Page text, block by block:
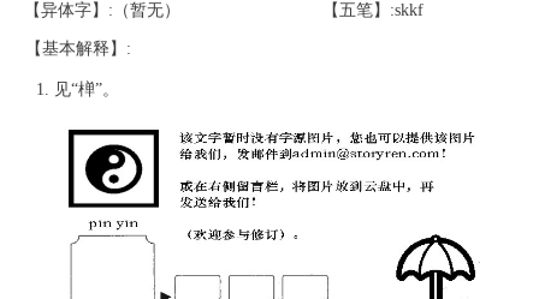
【异体字】:（暂无） 【五笔】:skkf
【基本解释】:
见“椫”。